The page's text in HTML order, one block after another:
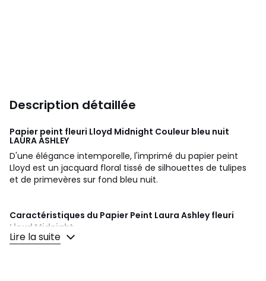
Description détaillée
Papier peint fleuri Lloyd Midnight Couleur bleu nuit
LAURA ASHLEY
D'une élégance intemporelle, l'imprimé du papier peint
Lloyd est un jacquard floral tissé de silhouettes de tulipes
et de primevères sur fond bleu nuit.
Caractéristiques du Papier Peint Laura Ashleyfleuri
Lloyd Midnight
Dimensions : 1005 x 52 cm - Raccord sauté 89,7cm
Lire la suite